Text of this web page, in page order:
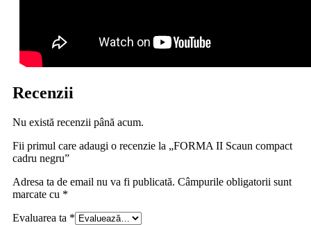
Recenzii
Nu există recenzii până acum.
Fii primul care adaugi o recenzie la „FORMA II Scaun compact
cadru negru”
Adresa ta de email nu va fi publicată. Câmpurile obligatorii sunt
marcate cu *
Evaluarea ta *